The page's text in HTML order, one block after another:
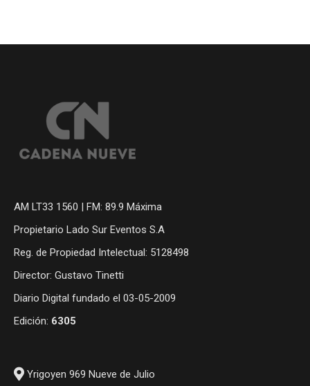
AM LT33 1560 | FM: 89.9 Máxima
Propietario Lado Sur Eventos S.A
Reg. de Propiedad Intelectual: 5128498
Director: Gustavo Tinetti
Diario Digital fundado el 03-05-2009
Edición: 6305
Yrigoyen 969 Nueve de Julio